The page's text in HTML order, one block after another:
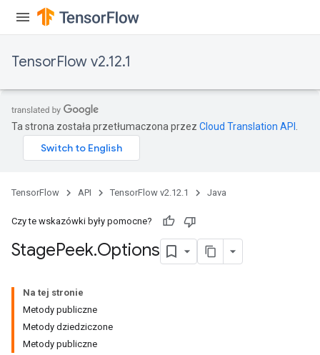
TensorFlow v2.12.1
Ta strona została przetłumaczona przez Cloud Translation API
TensorFlow API TensorFlow v2.12.1 Java
Czy te wskazówki były pomocne?
StagePeek.Options
Na tej stronie
Metody publiczne
Metody dziedziczone
Metody publiczne